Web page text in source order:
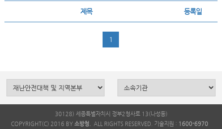
제목 등록일
1
30128) 세종특별자치시 정부2청사로 13(나성동)
COPYRIGHT(C) 2016 BY 소방청. ALL RIGHTS RESERVED. 기술지원 : 1600-6970